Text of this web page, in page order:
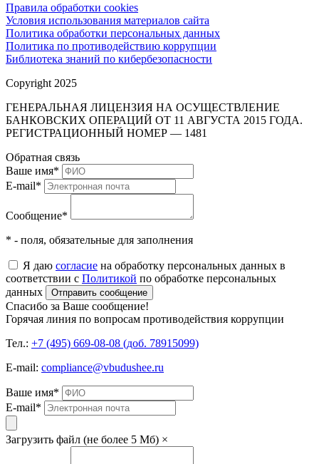
Правила обработки cookies
Условия использования материалов сайта
Политика обработки персональных данных
Политика по противодействию коррупции
Библиотека знаний по кибербезопасности
Copyright 2025
ГЕНЕРАЛЬНАЯ ЛИЦЕНЗИЯ НА ОСУЩЕСТВЛЕНИЕ
БАНКОВСКИХ ОПЕРАЦИЙ ОТ 11 АВГУСТА 2015 ГОДА.
РЕГИСТРАЦИОННЫЙ НОМЕР — 1481
Обратная связь
Ваше имя*
E-mail*
Сообщение*
* - поля, обязательные для заполнения
Я даю согласие на обработку персональных данных в
соответствии с Политикой по обработке персональных
данных
Отправить сообщение
Спасибо за Ваше сообщение!
Горячая линия по вопросам противодействия коррупции
Тел.: +7 (495) 669-08-08 (доб. 78915099)
E-mail: compliance@vbudushee.ru
Ваше имя*
E-mail*
Загрузить файл (не более 5 Мб) ×